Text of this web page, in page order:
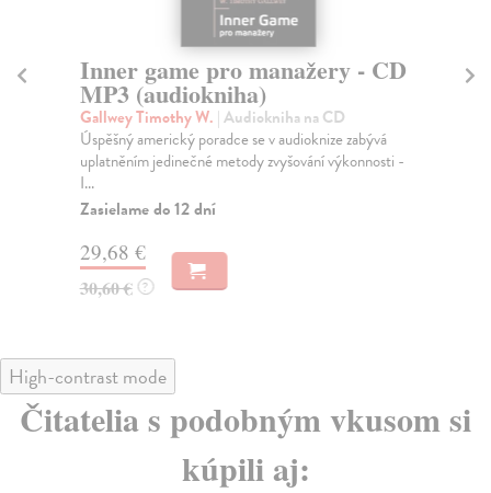
Inner game pro manažery - CD
MP3 (audiokniha)
Gallwey Timothy W.| Audiokniha na CD
Úspěšný americký poradce se v audioknize zabývá
uplatněním jedinečné metody zvyšování výkonnosti -
Zasielame do 12 dní
29,68 €
30,60 € ?
High-contrast mode
Čitatelia s podobným vkusom si
kúpili aj: